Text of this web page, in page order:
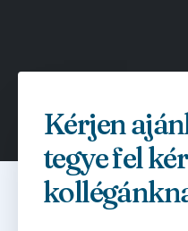
Kérjen
tegye fel